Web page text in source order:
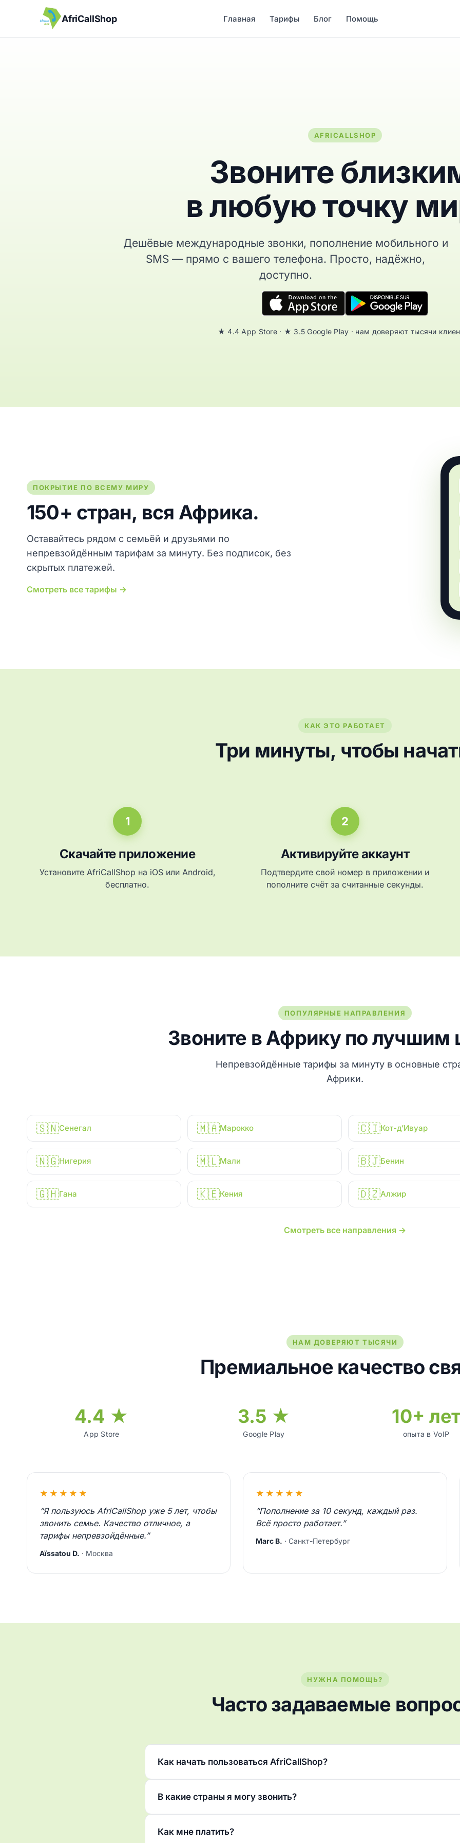
AfriCallShop Главная Тарифы Блог Помощь
AFRICALLSHOP
Звоните
в любую точку
Дешёвые международные звонки, пополнение мобильного и
SMS — прямо с вашего телефона. Просто, надёжно,
доступно.
★ 4.4 App Store · ★ 3.5 Google Play · нам доверяют тысячи
ПОКРЫТИЕ ПО ВСЕМУ МИРУ
150+ стран, вся Африка.
Оставайтесь рядом с семьёй и друзьями по
непревзойдённым тарифам за минуту. Без подписок, без
скрытых платежей.
Смотреть все тарифы →
КАК ЭТО РАБОТАЕТ
Три минуты, чтобы
1
Скачайте приложение
Установите AfriCallShop на iOS или Android,
бесплатно.
2
Активируйте аккаунт
Подтвердите свой номер в приложении и
пополните счёт за считанные секунды.
ПОПУЛЯРНЫЕ НАПРАВЛЕНИЯ
Звоните в Африку по лучшим
Непревзойдённые тарифы за минуту в основные
Африки.
🇸🇳Сенегал 🇲🇦Марокко 🇨🇮Кот-д’Ивуар
🇳🇬Нигерия 🇲🇱Мали 🇧🇯Бенин
🇬🇭Гана 🇰🇪Кения 🇩🇿Алжир
Смотреть все направления →
НАМ ДОВЕРЯЮТ ТЫСЯЧИ
Премиальное качество
4.4 ★
App Store
3.5 ★
Google Play
10+ лет
опыта в VoIP
★★★★★
“Я пользуюсь AfriCallShop уже 5 лет, чтобы
звонить семье. Качество отличное, а
тарифы непревзойдённые.”
Aïssatou D. · Москва
★★★★★
“Пополнение за 10 секунд, каждый раз.
Всё просто работает.”
Marc B. · Санкт-Петербург
НУЖНА ПОМОЩЬ?
Часто задаваемые
Как начать пользоваться AfriCallShop?
В какие страны я могу звонить?
Как мне платить?